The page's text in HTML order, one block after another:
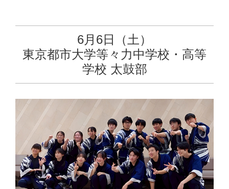
6月6日（土）
東京都市大学等々力中学校・高等
学校 太鼓部